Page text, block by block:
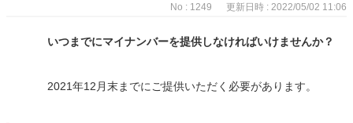
No : 1249 更新日時 : 2022/05/02 11:06
いつまでにマイナンバーを提供しなければいけませんか？
2021年12月末までにご提供いただく必要があります。